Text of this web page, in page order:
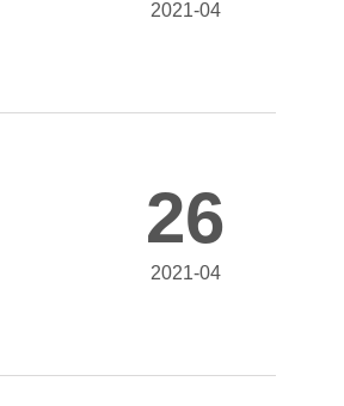
2021-04
26
2021-04